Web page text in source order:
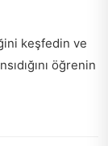
keşfedin ve
öğrenin